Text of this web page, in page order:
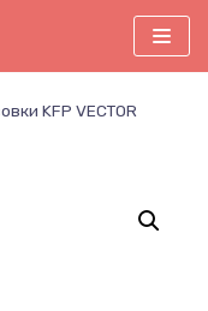
KFP VECTOR